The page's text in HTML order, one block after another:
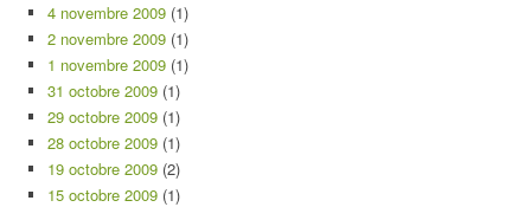
4 novembre 2009 (1)
2 novembre 2009 (1)
1 novembre 2009 (1)
31 octobre 2009 (1)
29 octobre 2009 (1)
28 octobre 2009 (1)
19 octobre 2009 (2)
15 octobre 2009 (1)